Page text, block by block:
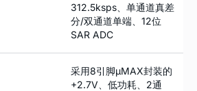
312.5ksps、单通道真差
分/双通道单端、12位
SAR ADC
采用8引脚µMAX封装的
+2.7V、低功耗、2通